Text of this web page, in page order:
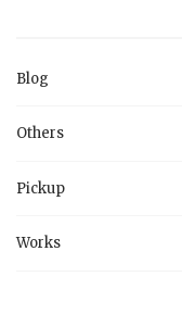
Blog
Others
Pickup
Works